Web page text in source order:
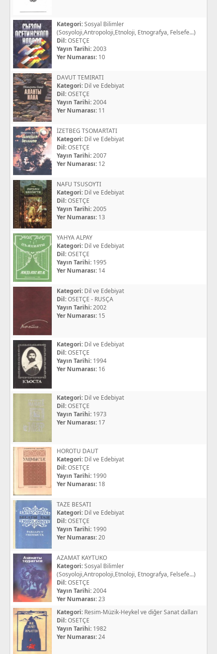
Kategori:Sosyal Bilimler
(Sosyoloji,Antropoloji,Etnoloji, Etnografya, Felsefe...)
Dil:OSETÇE
Yayın Tarihi:2003
Yer Numarası: 10
DAVUT TEMIRATI
Kategori: Dil ve Edebiyat
Dil:OSETÇE
Yayın Tarihi:2004
Yer Numarası: 11
İZETBEG TSOMARTATI
Kategori: Dil ve Edebiyat
Dil:OSETÇE
Yayın Tarihi:2007
Yer Numarası: 12
NAFU TSUSOYTI
Kategori: Dil ve Edebiyat
Dil:OSETÇE
Yayın Tarihi:2005
Yer Numarası: 13
YAHYA ALPAY
Kategori: Dil ve Edebiyat
Dil:OSETÇE
Yayın Tarihi: 1995
Yer Numarası: 14
Kategori: Dil ve Edebiyat
Dil:OSETÇE - RUSÇA
Yayın Tarihi:2002
Yer Numarası: 15
Kategori: Dil ve Edebiyat
Dil:OSETÇE
Yayın Tarihi: 1994
Yer Numarası: 16
Kategori: Dil ve Edebiyat
Dil:OSETÇE
Yayın Tarihi: 1973
Yer Numarası: 17
HOROTU DAUT
Kategori: Dil ve Edebiyat
Dil:OSETÇE
Yayın Tarihi: 1990
Yer Numarası: 18
TAZE BESATI
Kategori: Dil ve Edebiyat
Dil:OSETÇE
Yayın Tarihi: 1990
Yer Numarası:20
AZAMAT KAYTUKO
Kategori:Sosyal Bilimler
(Sosyoloji,Antropoloji,Etnoloji, Etnografya, Felsefe...)
Dil:OSETÇE
Yayın Tarihi:2004
Yer Numarası:23
Kategori: Resim-Müzik-Heykel ve diğer Sanat dalları
Dil:OSETÇE
Yayın Tarihi: 1982
Yer Numarası:24